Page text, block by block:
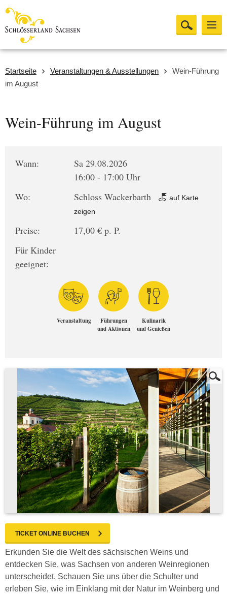
Startseite Veranstaltungen & Ausstellungen
Wein-Führung
im August
Wein-Führung im August
Wann:
Sa 29.08.2026
16:00 - 17:00 Uhr
Wo:
Schloss Wackerbarth
auf Karte
zeigen
Preise:
17,00 € p. P.
Für Kinder
geeignet:
Veranstaltung
Führungen
und Aktionen
Kulinarik
und Genießen
TICKET ONLINE BUCHEN
Erkunden Sie die Welt des sächsischen Weins und
entdecken Sie, was Sachsen von anderen Weinregionen
unterscheidet. Schauen Sie uns über die Schulter und
erleben Sie, wie im Einklang mit der Natur im Weinberg und